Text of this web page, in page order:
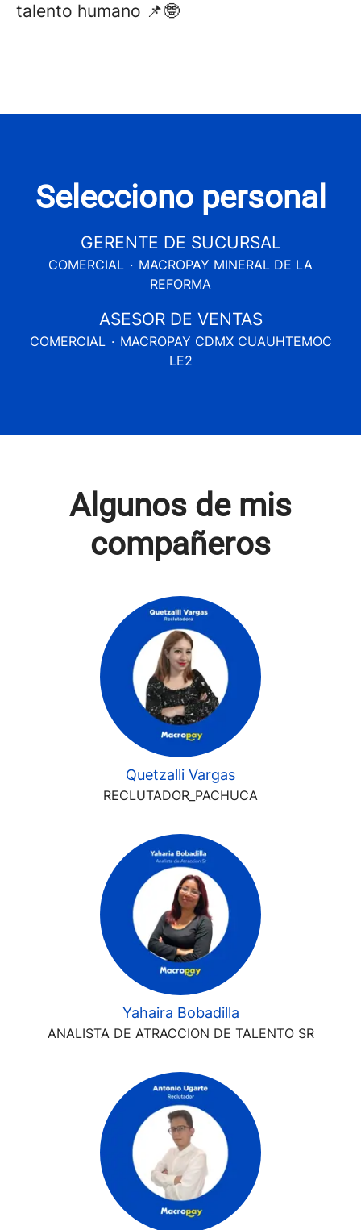
talento humano 📌🤓
Selecciono personal
GERENTE DE SUCURSAL
COMERCIAL · MACROPAY MINERAL DE LA
REFORMA
ASESOR DE VENTAS
COMERCIAL · MACROPAY CDMX CUAUHTEMOC
LE2
Algunos de mis
compañeros
Quetzalli Vargas
RECLUTADOR_PACHUCA
Yahaira Bobadilla
ANALISTA DE ATRACCION DE TALENTO SR